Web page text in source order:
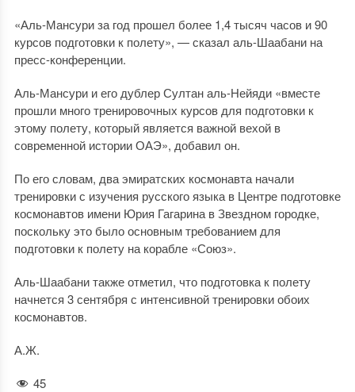
«Аль-Мансури за год прошел более 1,4 тысяч часов и 90
курсов подготовки к полету», — сказал аль-Шаабани на
пресс-конференции.
Аль-Мансури и его дублер Султан аль-Нейяди «вместе
прошли много тренировочных курсов для подготовки к
этому полету, который является важной вехой в
современной истории ОАЭ», добавил он.
По его словам, два эмиратских космонавта начали
тренировки с изучения русского языка в Центре подготовке
космонавтов имени Юрия Гагарина в Звездном городке,
поскольку это было основным требованием для
подготовки к полету на корабле «Союз».
Аль-Шаабани также отметил, что подготовка к полету
начнется 3 сентября с интенсивной тренировки обоих
космонавтов.
А.Ж.
45